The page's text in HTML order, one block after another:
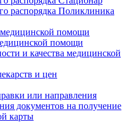
распорядка Поликлиника
помощи
помощи
и качества медицинской
и цен
или направления
документов на получение
карты